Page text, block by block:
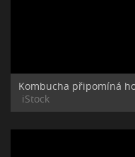
Kombucha připomíná
iStock